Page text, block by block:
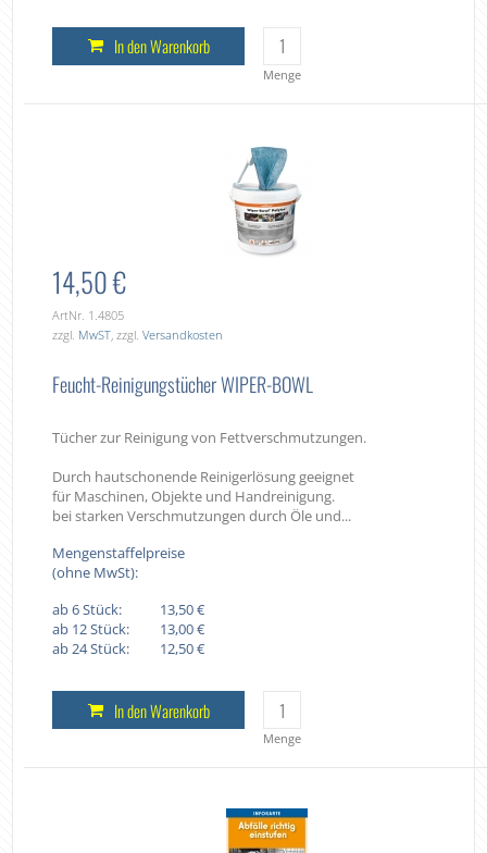
Menge
In den Warenkorb
14,50 €
ArtNr. 1.4805
zzgl. MwST , zzgl.Versandkosten
Feucht-Reinigungstücher WIPER-BOWL
Tücher zur Reinigung von Fettverschmutzungen.
Durch hautschonende Reinigerlösung geeignet
für Maschinen, Objekte und Handreinigung.
bei starken Verschmutzungen durch Öle und...
Mengenstaffelpreise
(ohne MwSt):
ab 6 Stück:
13,50 €
ab 12 Stück:
13,00 €
ab 24 Stück:
12,50 €
Menge
In den Warenkorb